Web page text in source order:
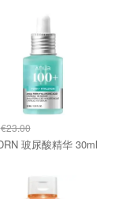
€23.00
玻尿酸精华 30ml